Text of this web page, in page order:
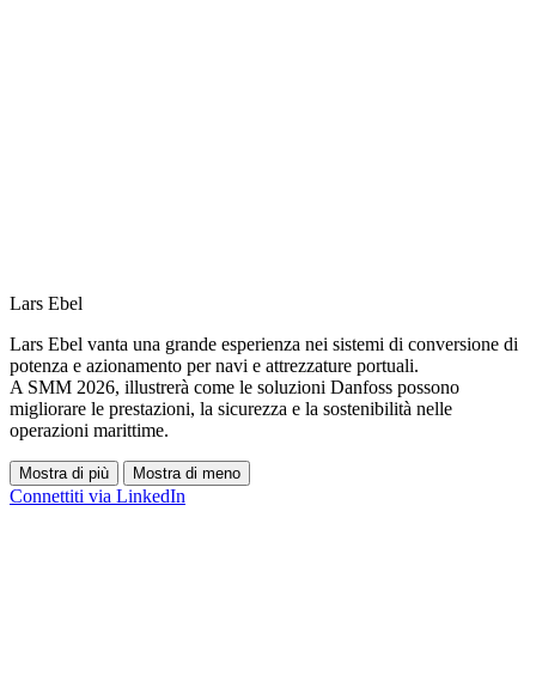
Lars Ebel
Lars Ebel vanta una grande esperienza nei sistemi di conversione di
potenza e azionamento per navi e attrezzature portuali.
A SMM 2026, illustrerà come le soluzioni Danfoss possono
migliorare le prestazioni, la sicurezza e la sostenibilità nelle
operazioni marittime.
Mostra di più Mostra di meno
Connettiti via LinkedIn